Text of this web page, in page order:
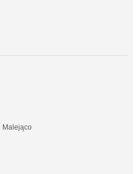
Malejąco